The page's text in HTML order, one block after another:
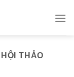
THẢO